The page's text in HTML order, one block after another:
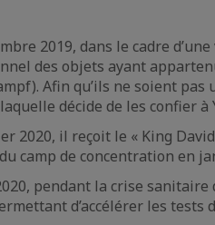
2019, dans le cadre
des objets ayant
Afin qu’ils ne soient
décide de les confier
2020, il reçoit le « King
camp de concentration en
pendant la crise
d’accélérer les tests